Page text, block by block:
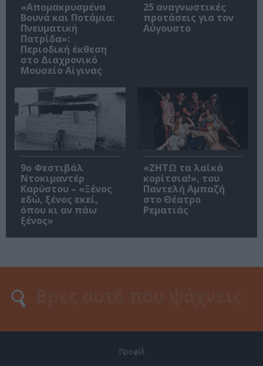
«Απομακρυσμένα
Βουνά και Ποτάμια:
Πνευματική
Πατρίδα»:
Περιοδική έκθεση
στο Διαχρονικό
Μουσείο Αίγινας
25 αναγνωστικές
προτάσεις για τον
Αύγουστο
9ο Φεστιβάλ
Ντοκιμαντέρ
Καρύστου – «Ξένος
εδώ, ξένος εκεί,
όπου κι αν πάω
ξένος»
«ΖΗΤΩ τα λαϊκά
κορίτσια!», του
Παντελή Αμπαζή
στο Θέατρο
Ρεματιάς
Προφίλ